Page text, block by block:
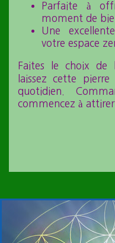
Parfaite à
moment de
Une
votre espace
Faites le choix de
laissez cette
quotidien.
commencez à